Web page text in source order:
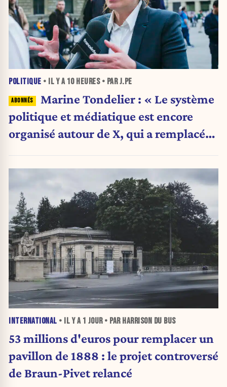
POLITIQUE • IL Y A 10 HEURES• PAR J.PE
Marine Tondelier : « Le système
politique et médiatique est encore
organisé autour de X, qui a remplacé
INTERNATIONAL • IL Y A 1 JOUR• PAR HARRISON DU BUS
53 millions d'euros pour remplacer un
pavillon de 1888 : le projet controversé
de Braun-Pivet relancé